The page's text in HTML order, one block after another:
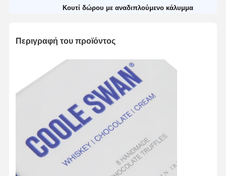
Κουτί δώρου με αναδιπλούμενο κάλυμμα
Περιγραφή του προϊόντος